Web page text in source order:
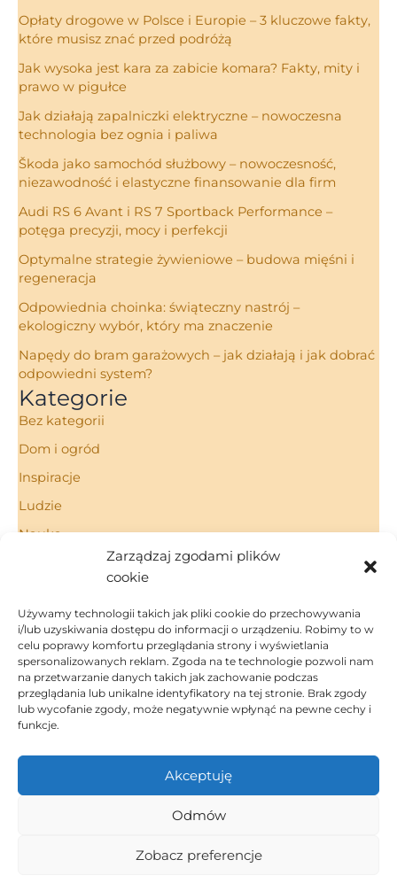
Zarządzaj zgodami plików
cookie
Używamy technologii takich jak pliki cookie do przechowywania
i/lub uzyskiwania dostępu do informacji o urządzeniu. Robimy to w
celu poprawy komfortu przeglądania strony i wyświetlania
spersonalizowanych reklam. Zgoda na te technologie pozwoli nam
na przetwarzanie danych takich jak zachowanie podczas
przeglądania lub unikalne identyfikatory na tej stronie. Brak zgody
lub wycofanie zgody, może negatywnie wpłynąć na pewne cechy i
funkcje.
Akceptuję
Odmów
Zobacz preferencje
Opłaty drogowe w Polsce i Europie – 3 kluczowe fakty,
które musisz znać przed podróżą
Jak wysoka jest kara za zabicie komara? Fakty, mity i
prawo w pigułce
Jak działają zapalniczki elektryczne – nowoczesna
technologia bez ognia i paliwa
Škoda jako samochód służbowy – nowoczesność,
niezawodność i elastyczne finansowanie dla firm
Audi RS 6 Avant i RS 7 Sportback Performance –
potęga precyzji, mocy i perfekcji
Optymalne strategie żywieniowe – budowa mięśni i
regeneracja
Odpowiednia choinka: świąteczny nastrój –
ekologiczny wybór, który ma znaczenie
Napędy do bram garażowych – jak działają i jak dobrać
odpowiedni system?
Kategorie
Bez kategorii
Dom i ogród
Inspiracje
Ludzie
Nauka
Strona Główna
Regulamin
Polityka Prywatności
Polityka Cookies
Inspiracje